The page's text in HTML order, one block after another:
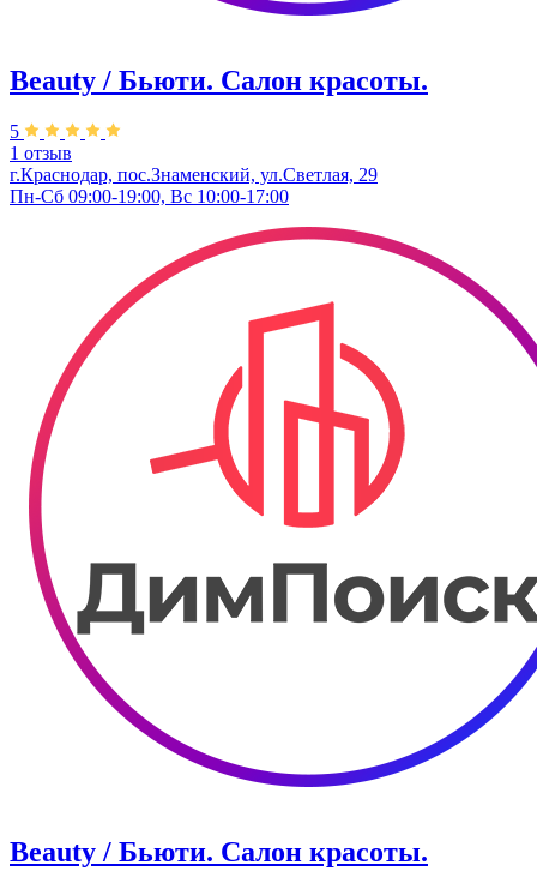
Beauty / Бьюти. Салон красоты.
5
1 отзыв
г.Краснодар, пос.Знаменский, ул.Светлая, 29
Пн-Сб 09:00-19:00, Вс 10:00-17:00
Beauty / Бьюти. Салон красоты.